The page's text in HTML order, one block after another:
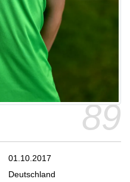
89
01.10.2017
Deutschland